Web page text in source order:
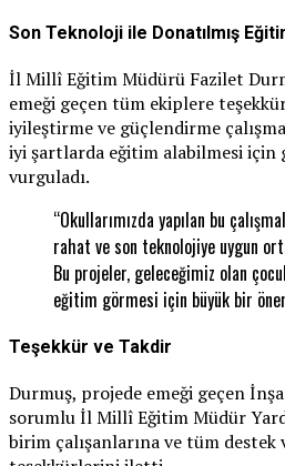
Son Teknoloji ile Donatılmış
İl Millî Eğitim Müdürü Fazilet
emeği geçen tüm ekiplere
iyileştirme ve güçlendirme
iyi şartlarda eğitim alabilmesi
vurguladı.
“Okullarımızda yapılan bu
rahat ve son teknolojiye uygun
Bu projeler, geleceğimiz olan
eğitim görmesi için büyük bir
Teşekkür ve Takdir
Durmuş, projede emeği geçen
sorumlu İl Millî Eğitim Müdür
birim çalışanlarına ve tüm